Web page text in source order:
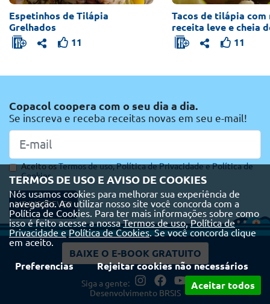
Espetinhos de Tilápia
Grelhados
11
Tacos de tilápia com
receita leve e cheia
11
TERMOS DE USO E AVISO DE COOKIES
Nós usamos cookies para melhorar sua experiência de
navegação. Ao utilizar nosso site você concorda com a
Política de Cookies. Para ter mais informações sobre como
isso é feito acesse a nossaTermos de uso, Política de
Privacidade e Política de Cookies. Se você concorda clique
em aceito.
Preferencias
Rejeitar cookies não necessários
Aceitar todos
Copacol coopera com o seu dia a dia.
Se inscreva e receba receitas novas em seu e-mail!
Aceito osTermos de uso,Política de Privacidade ePolítica de
Cookies
ME INSCREVER
BAIXE O E-BOOK GRATUITO
Siga a gente:
Desenvolvimento BRSIS